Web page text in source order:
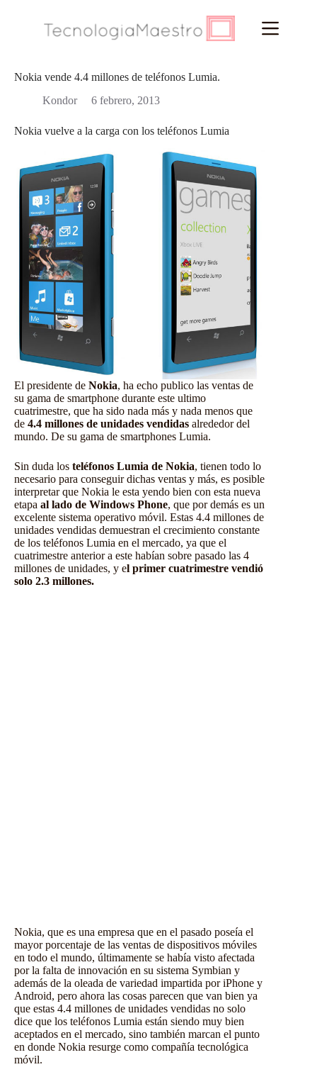
Nokia vende 4.4 millones de teléfonos Lumia.
Kondor
6 febrero, 2013
Nokia vuelve a la carga con los teléfonos Lumia
El presidente de Nokia, ha echo publico las ventas de
su gama de smartphone durante este ultimo
cuatrimestre, que ha sido nada más y nada menos que
de 4.4 millones de unidades vendidas alrededor del
mundo. De su gama de smartphones Lumia.
Sin duda los teléfonos Lumia de Nokia, tienen todo lo
necesario para conseguir dichas ventas y más, es posible
interpretar que Nokia le esta yendo bien con esta nueva
etapa al lado de Windows Phone, que por demás es un
excelente sistema operativo móvil. Estas 4.4 millones de
unidades vendidas demuestran el crecimiento constante
de los teléfonos Lumia en el mercado, ya que el
cuatrimestre anterior a este habían sobre pasado las 4
millones de unidades, y el primer cuatrimestre vendió
solo 2.3 millones.
Nokia, que es una empresa que en el pasado poseía el
mayor porcentaje de las ventas de dispositivos móviles
en todo el mundo, últimamente se había visto afectada
por la falta de innovación en su sistema Symbian y
además de la oleada de variedad impartida por iPhone y
Android, pero ahora las cosas parecen que van bien ya
que estas 4.4 millones de unidades vendidas no solo
dice que los teléfonos Lumia están siendo muy bien
aceptados en el mercado, sino también marcan el punto
en donde Nokia resurge como compañía tecnológica
móvil.